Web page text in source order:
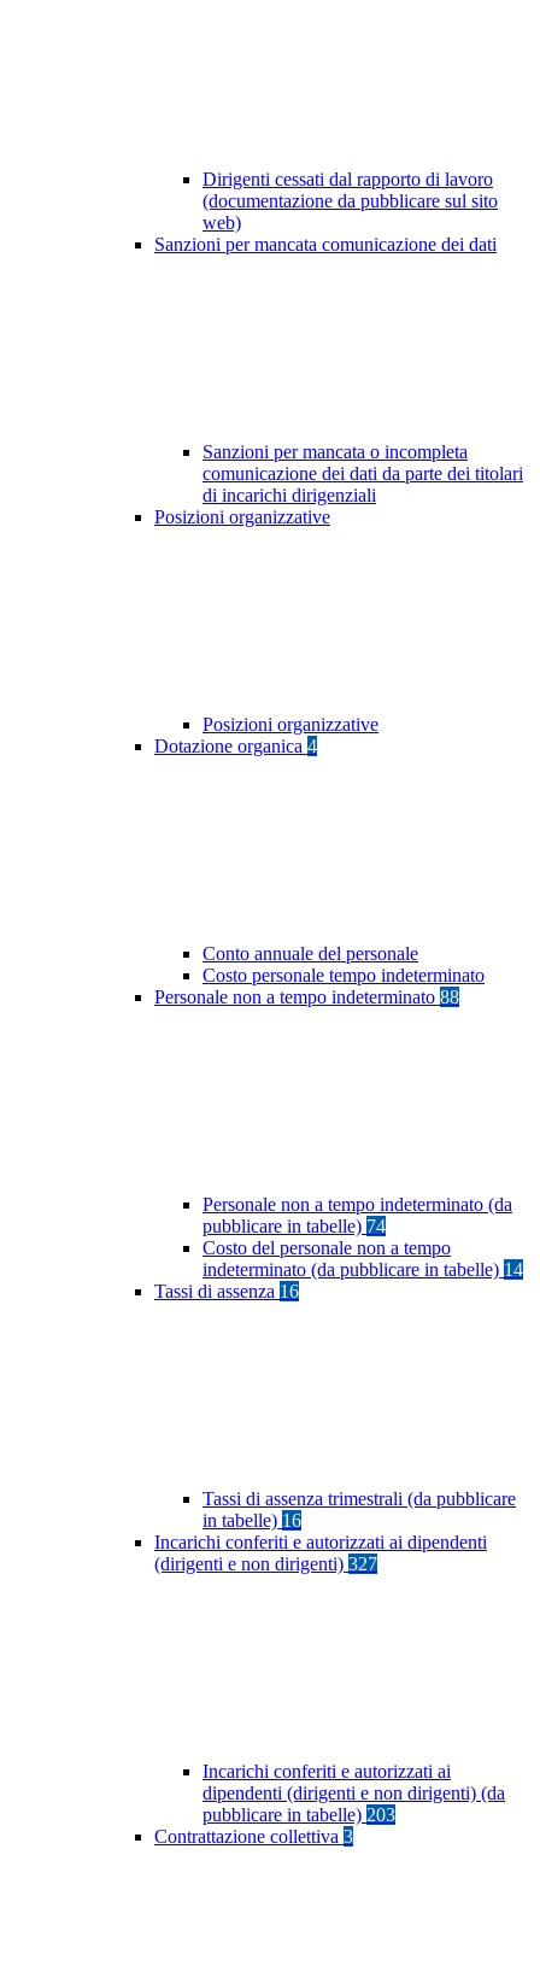
Dirigenti cessati dal rapporto di lavoro
(documentazione da pubblicare sul sito
web)
Sanzioni per mancata comunicazione dei dati
Sanzioni per mancata o incompleta
comunicazione dei dati da parte dei titolari
di incarichi dirigenziali
Posizioni organizzative
Posizioni organizzative
Dotazione organica 4
Conto annuale del personale
Costo personale tempo indeterminato
Personale non a tempo indeterminato 88
Personale non a tempo indeterminato (da
pubblicare in tabelle) 74
Costo del personale non a tempo
indeterminato (da pubblicare in tabelle) 14
Tassi di assenza 16
Tassi di assenza trimestrali (da pubblicare
in tabelle) 16
Incarichi conferiti e autorizzati ai dipendenti
(dirigenti e non dirigenti) 327
Incarichi conferiti e autorizzati ai
dipendenti (dirigenti e non dirigenti) (da
pubblicare in tabelle) 203
Contrattazione collettiva 3